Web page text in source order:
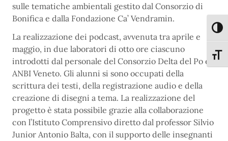
sulle tematiche ambientali gestito dal Consorzio di
Bonifica e dalla Fondazione Ca’ Vendramin.
La realizzazione dei podcast, avvenuta tra aprile e
maggio, in due laboratori di otto ore ciascuno
introdotti dal personale del Consorzio Delta del Po e
ANBI Veneto. Gli alunni si sono occupati della
scrittura dei testi, della registrazione audio e della
creazione di disegni a tema. La realizzazione del
progetto è stata possibile grazie alla collaborazione
con l’Istituto Comprensivo diretto dal professor Silvio
Junior Antonio Balta, con il supporto delle insegnanti